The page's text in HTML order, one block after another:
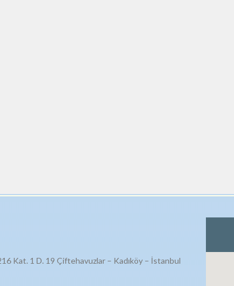
Kat. 1 D. 19 Çiftehavuzlar – Kadıköy – İstanbul